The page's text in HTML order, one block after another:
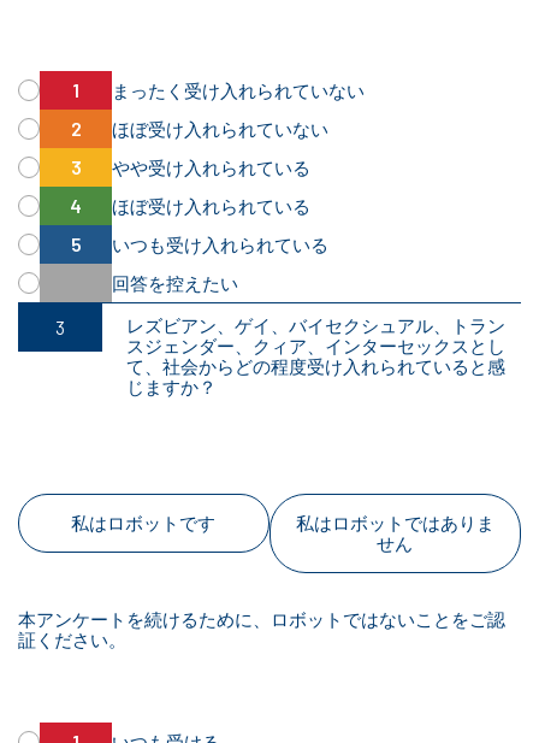
まったく受け入れられていない
ほぼ受け入れられていない
やや受け入れられている
ほぼ受け入れられている
いつも受け入れられている
回答を控えたい
レズビアン、ゲイ、バイセクシュアル、トラン
スジェンダー、クィア、インターセックスとし
て、社会からどの程度受け入れられていると感
じますか？
私はロボットです
私はロボットではありま
せん
本アンケートを続けるために、ロボットではないことをご認
証ください。